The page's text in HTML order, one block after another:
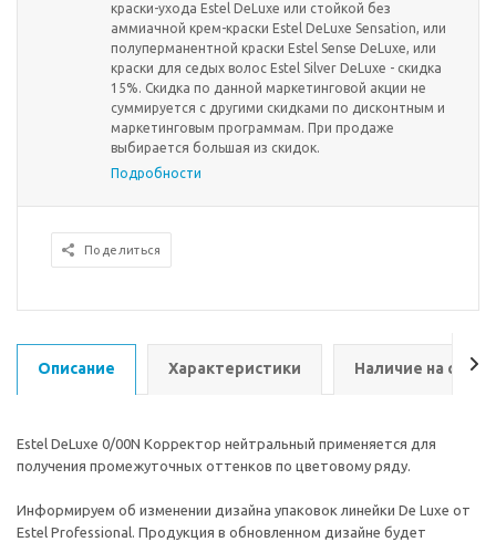
краски-ухода Estel DeLuxe или стойкой без
аммиачной крем-краски Estel DeLuxe Sensation, или
полуперманентной краски Estel Sense DeLuxe, или
краски для седых волос Estel Silver DeLuxe - скидка
15%. Скидка по данной маркетинговой акции не
суммируется с другими скидками по дисконтным и
маркетинговым программам. При продаже
выбирается большая из скидок.
Подробности
Поделиться
Описание Характеристики Наличие на
Estel DeLuxe 0/00N Корректор нейтральный применяется для
получения промежуточных оттенков по цветовому ряду.
Информируем об изменении дизайна упаковок линейки De Luxe от
Estel Professional. Продукция в обновленном дизайне будет